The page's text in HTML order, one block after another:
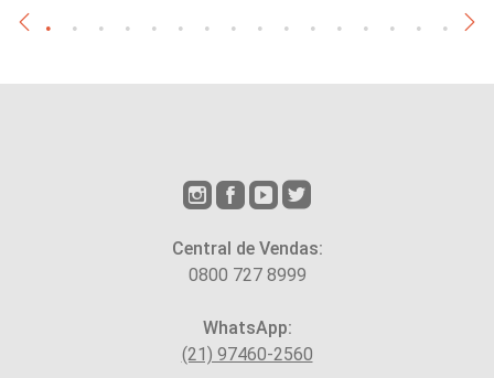
Central de Vendas:
0800 727 8999
WhatsApp:
(21) 97460-2560